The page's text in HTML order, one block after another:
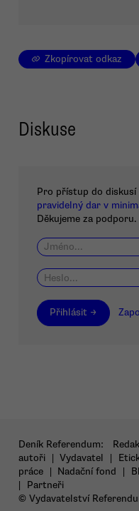
Zkopírovat odkaz
Diskuse
Pro přístup do diskusí
pravidelný dar v
Děkujeme za podporu.
Přihlásit →
Deník Referendum:
autoři | Vydavatel |
práce | Nadační fond |
|
Partneři
© Vydavatelství